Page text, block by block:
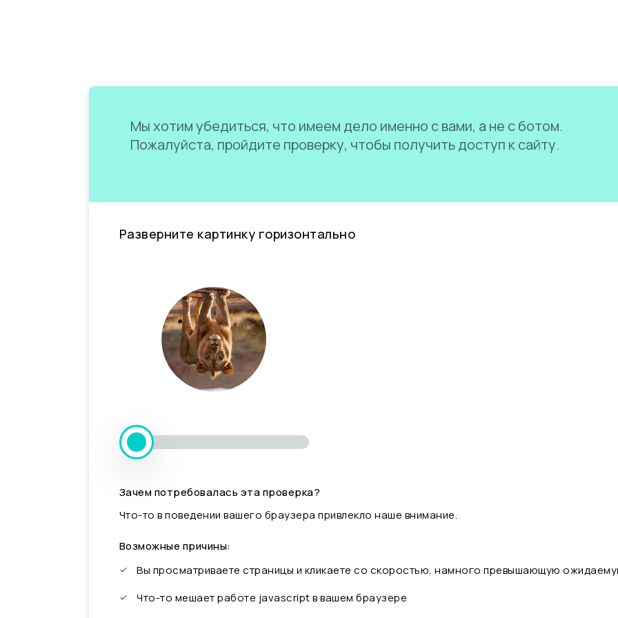
Мы хотим убедиться, что имеем дело именно с вами, а не с ботом.
Пожалуйста, пройдите проверку, чтобы получить доступ к сайту.
Разверните картинку горизонтально
Зачем потребовалась эта проверка?
Что-то в поведении вашего браузера привлекло наше внимание.
Возможные причины:
Вы просматриваете страницы и кликаете со скоростью, намного превышающую
Что-то мешает работе javascript в вашем браузере